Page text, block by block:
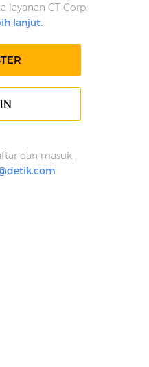
layanan CT Corp.
lanjut.
dan masuk,